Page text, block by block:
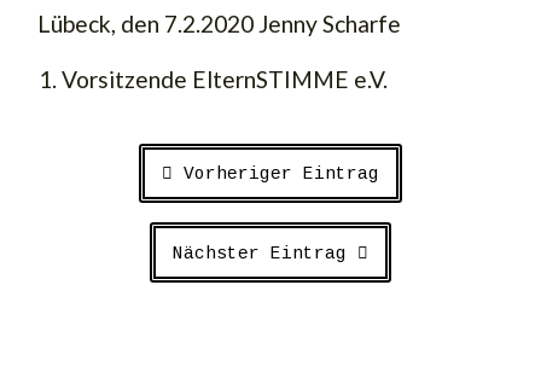
Lübeck, den 7.2.2020 Jenny Scharfe
Vorsitzende ElternSTIMME e.V.
Vorheriger Eintrag
Nächster Eintrag